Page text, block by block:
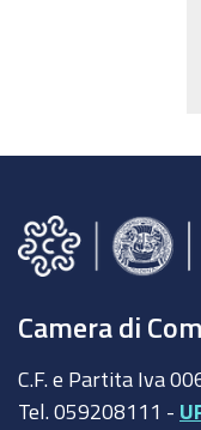
Camera di
C.F. e Partita Iva
Tel. 059208111 -